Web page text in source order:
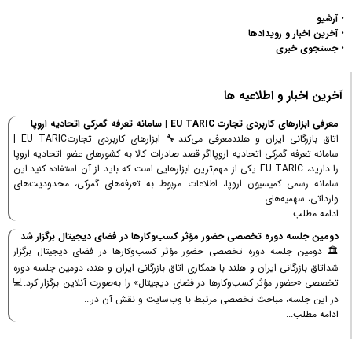
• آرشیو
• آخرین اخبار و رویدادها
•جستجوی خبری
آخرین اخبار و اطلاعیه ها
معرفی ابزارهای کاربردی تجارت EU TARIC | سامانه تعرفه گمرکی اتحادیه اروپا
اتاق بازرگانی ایران و هلندمعرفی می‌کند🔧 ابزارهای کاربردی تجارتEU TARIC |
سامانه تعرفه گمرکی اتحادیه اروپااگر قصد صادرات کالا به کشورهای عضو اتحادیه اروپا
را دارید، EU TARIC یکی از مهم‌ترین ابزارهایی است که باید از آن استفاده کنید.این
سامانه رسمی کمیسیون اروپا، اطلاعات مربوط به تعرفه‌های گمرکی، محدودیت‌های
وارداتی، سهمیه‌های...
ادامه مطلب...
دومین جلسه دوره تخصصی حضور مؤثر کسب‌وکارها در فضای دیجیتال برگزار شد
🏛 دومین جلسه دوره تخصصی حضور مؤثر کسب‌وکارها در فضای دیجیتال برگزار
شداتاق بازرگانی ایران و هلند با همکاری اتاق بازرگانی ایران و هند، دومین جلسه دوره
تخصصی «حضور مؤثر کسب‌وکارها در فضای دیجیتال» را به‌صورت آنلاین برگزار کرد.💻
در این جلسه، مباحث تخصصی مرتبط با وب‌سایت و نقش آن در...
ادامه مطلب...